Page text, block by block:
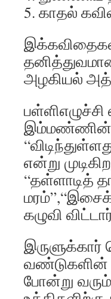
5. காதல்
அழகியல்
இம்மண்ணின்
என்று
“தள்ளாடித்
கழுவி
இருளுக்கார்
வண்டுகளின்
போன்று வரும்